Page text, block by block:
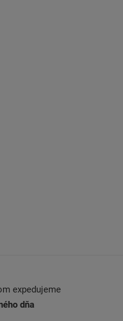
expedujeme
dňa